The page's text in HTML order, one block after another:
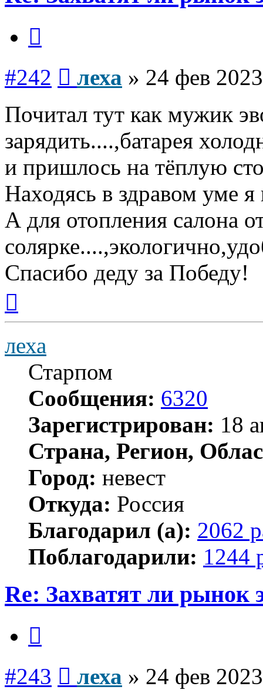
#242 леха » 24 фев
Почитал тут как мужик
зарядить....,батарея
и пришлось на тёплую
Находясь в здравом уме я
А для отопления салона
Спасибо деду за Победу!
началу
леха
Старпом
Сообщения: 6320
Зарегистрирован: 18
Страна, Регион,
Город: невест
Откуда: Россия
Благодарил (а): 2062
Поблагодарили: 1244
Re: Захватят ли рынок
#243 леха » 24 фев